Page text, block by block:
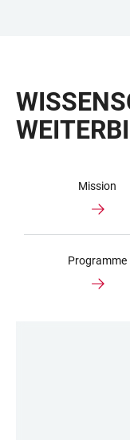
Mission
Programme